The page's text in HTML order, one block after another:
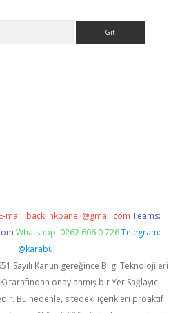
E-mail: backlinkpaneli@gmail.com Teams:
Whatsapp: 0262 606 0 726 Telegram:
@karabul
Sayılı Kanun gereğince Bilgi Teknolojileri
tarafından onaylanmış bir Yer Sağlayıcı
Bu nedenle, sitedeki içerikleri proaktif